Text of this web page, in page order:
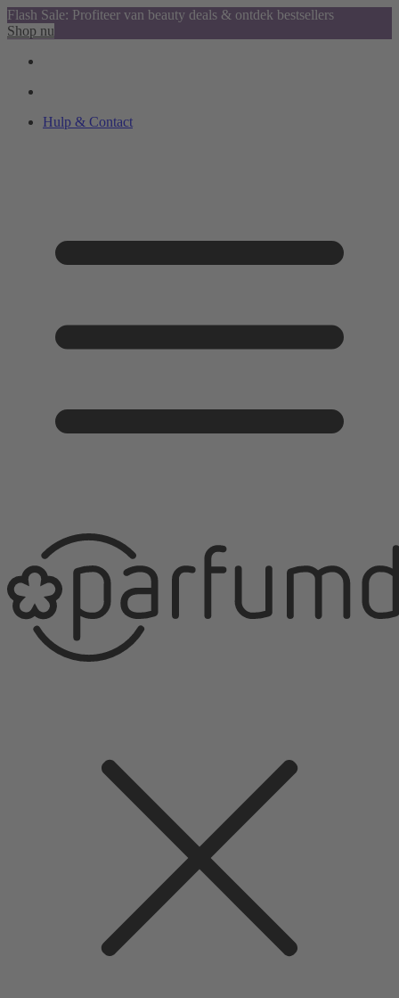
Flash Sale: Profiteer van beauty deals & ontdek bestsellers
Shop nu
Hulp & Contact